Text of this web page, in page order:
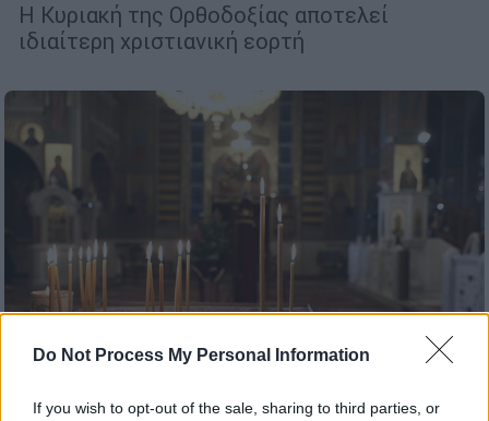
Do Not Process My Personal Information
If you wish to opt-out of the sale, sharing to third parties, or
Η Κυριακή της Ορθοδοξίας αποτελεί
ιδιαίτερη χριστιανική εορτή